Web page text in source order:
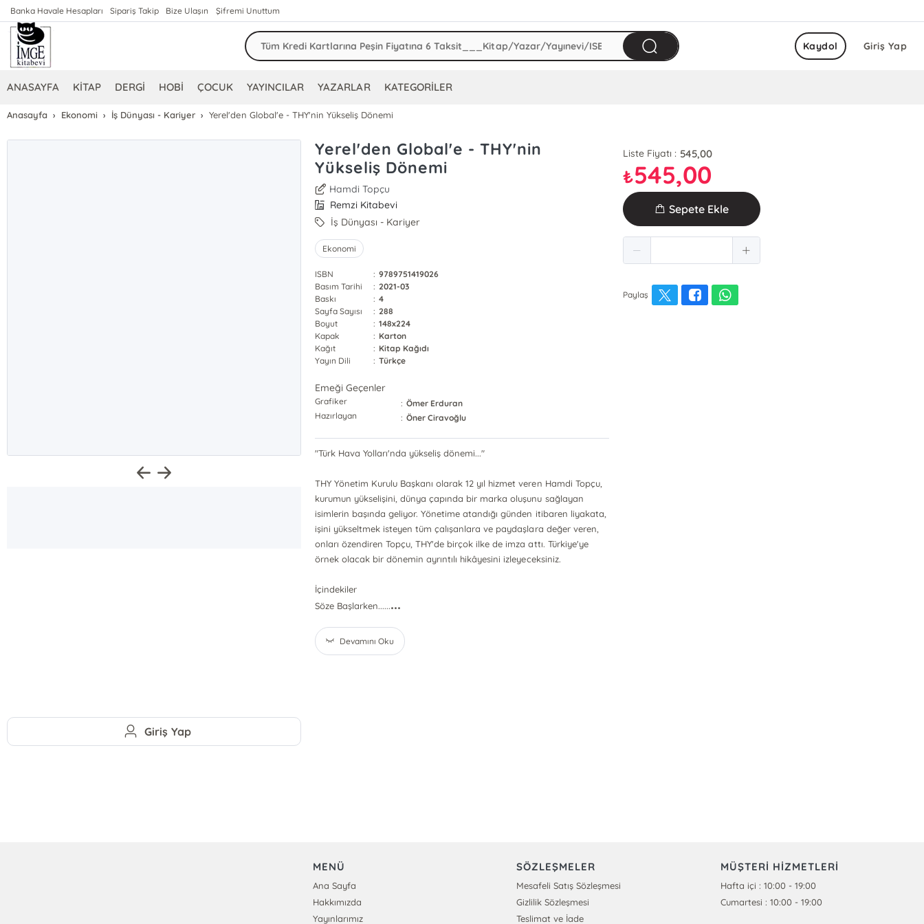
Banka Havale Hesapları Sipariş Takip Bize Ulaşın Şifremi Unuttum
Giriş Yap
Kaydol
ANASAYFA KİTAP DERGİ HOBİ ÇOCUK YAYINCILAR YAZARLAR KATEGORİLER
Anasayfa Ekonomi İş Dünyası - Kariyer Yerel'den Global'e - THY'nin Yükseliş Dönemi
Yerel'den Global'e - THY'nin
Yükseliş Dönemi
Hamdi Topçu
Remzi Kitabevi
İş Dünyası - Kariyer
Ekonomi
ISBN : 9789751419026
Basım Tarihi
: 2021-03
Baskı
: 4
Sayfa Sayısı
: 288
Boyut
: 148x224
Kapak
: Karton
Kağıt
: Kitap Kağıdı
Yayın Dili
: Türkçe
Emeği Geçenler
Grafiker : Ömer Erduran
Hazırlayan
: Öner Ciravoğlu
"Türk Hava Yolları'nda yükseliş dönemi..."
THY Yönetim Kurulu Başkanı olarak 12 yıl hizmet veren Hamdi Topçu,
kurumun yükselişini, dünya çapında bir marka oluşunu sağlayan
isimlerin başında geliyor. Yönetime atandığı günden itibaren liyakata,
işini yükseltmek isteyen tüm çalışanlara ve paydaşlara değer veren,
onları özendiren Topçu, THY'de birçok ilke de imza attı. Türkiye'ye
örnek olacak bir dönemin ayrıntılı hikâyesini izleyeceksiniz.
İçindekiler
Söze Başlarken.........
Devamını Oku
Liste Fiyatı : 545,00
₺545,00
Sepete Ekle
Paylaş
Giriş Yap
MENÜ
Ana Sayfa
Hakkımızda
Yayınlarımız
SÖZLEŞMELER
Mesafeli Satış Sözleşmesi
Gizlilik Sözleşmesi
Teslimat ve İade
MÜŞTERİ HİZMETLERİ
Hafta içi : 10:00 - 19:00
Cumartesi : 10:00 - 19:00